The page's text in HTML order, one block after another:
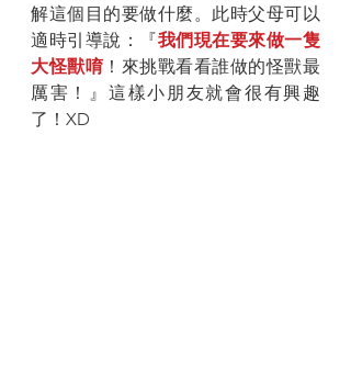
解這個目的要做什麼。此時父母可以
適時引導說：『我們現在要來做一隻
大怪獸唷！來挑戰看看誰做的怪獸最
厲害！』這樣小朋友就會很有興趣
了！XD